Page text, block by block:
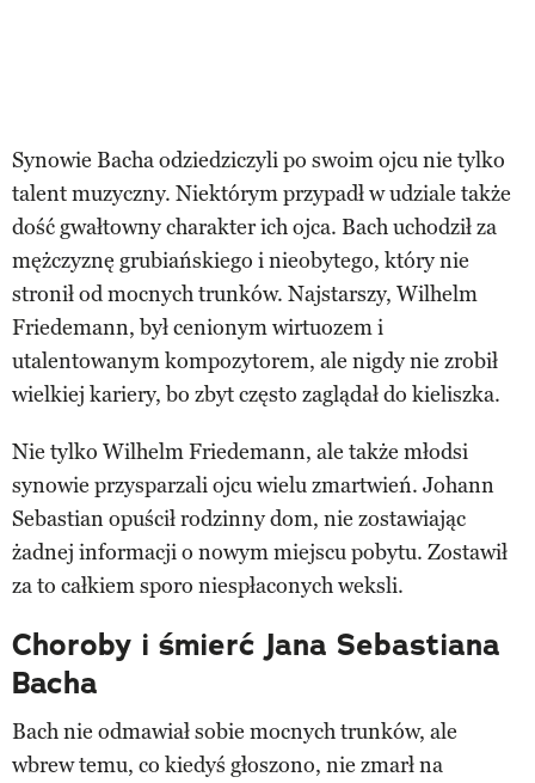
Synowie Bacha odziedziczyli po swoim ojcu nie tylko
talent muzyczny. Niektórym przypadł w udziale także
dość gwałtowny charakter ich ojca. Bach uchodził za
mężczyznę grubiańskiego i nieobytego, który nie
stronił od mocnych trunków. Najstarszy, Wilhelm
Friedemann, był cenionym wirtuozem i
utalentowanym kompozytorem, ale nigdy nie zrobił
wielkiej kariery, bo zbyt często zaglądał do kieliszka.
Nie tylko Wilhelm Friedemann, ale także młodsi
synowie przysparzali ojcu wielu zmartwień. Johann
Sebastian opuścił rodzinny dom, nie zostawiając
żadnej informacji o nowym miejscu pobytu. Zostawił
za to całkiem sporo niespłaconych weksli.
Choroby i śmierć Jana Sebastiana
Bacha
Bach nie odmawiał sobie mocnych trunków, ale
wbrew temu, co kiedyś głoszono, nie zmarł na